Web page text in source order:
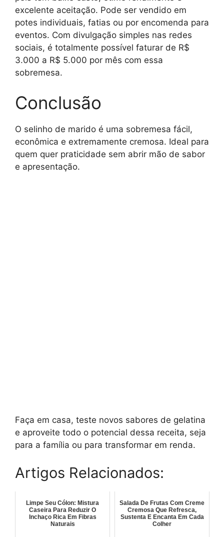
excelente aceitação. Pode ser vendido em
potes individuais, fatias ou por encomenda para
eventos. Com divulgação simples nas redes
sociais, é totalmente possível faturar de R$
3.000 a R$ 5.000 por mês com essa
sobremesa.
Conclusão
O selinho de marido é uma sobremesa fácil,
econômica e extremamente cremosa. Ideal para
quem quer praticidade sem abrir mão de sabor
e apresentação.
Faça em casa, teste novos sabores de gelatina
e aproveite todo o potencial dessa receita, seja
para a família ou para transformar em renda.
Artigos Relacionados:
Limpe Seu Cólon: Mistura
Caseira Para Reduzir O
Inchaço Rica Em Fibras
Naturais
Salada De Frutas Com Creme
Cremosa Que Refresca,
Sustenta E Encanta Em Cada
Colher